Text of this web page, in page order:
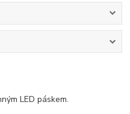
LED páskem.